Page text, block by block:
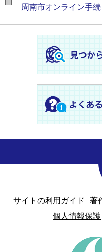
周南市オンライン手
サイトの利用ガイド
著
個人情報保護